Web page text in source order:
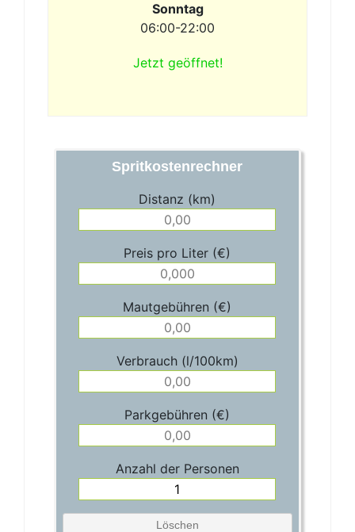
Sonntag
06:00-22:00
Jetzt geöffnet!
Spritkostenrechner
Distanz (km)
Preis pro Liter (€)
Mautgebühren (€)
Verbrauch (l/100km)
Parkgebühren (€)
Anzahl der Personen
Löschen